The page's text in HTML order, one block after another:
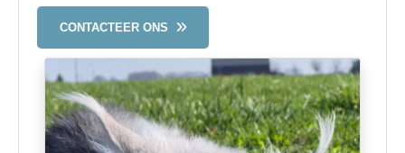
CONTACTEER ONS